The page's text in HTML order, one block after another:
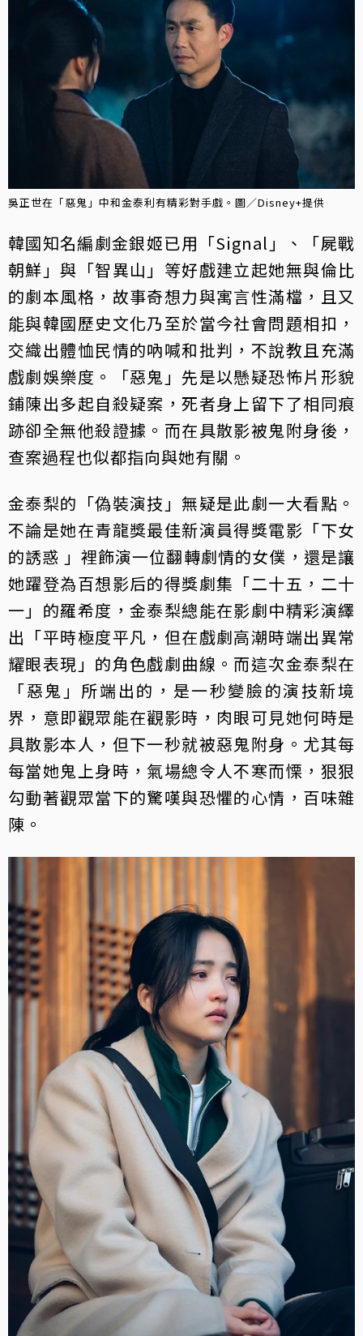
吳正世在「惡鬼」中和金泰利有精彩對手戲。圖／Disney+提供
韓國知名編劇金銀姬已用「Signal」、「屍戰
朝鮮」與「智異山」等好戲建立起她無與倫比
的劇本風格，故事奇想力與寓言性滿檔，且又
能與韓國歷史文化乃至於當今社會問題相扣，
交織出體恤民情的吶喊和批判，不說教且充滿
戲劇娛樂度。「惡鬼」先是以懸疑恐怖片形貌
鋪陳出多起自殺疑案，死者身上留下了相同痕
跡卻全無他殺證據。而在具散影被鬼附身後，
查案過程也似都指向與她有關。
金泰梨的「偽裝演技」無疑是此劇一大看點。
不論是她在青龍獎最佳新演員得獎電影「下女
的誘惑 」裡飾演一位翻轉劇情的女僕，還是讓
她躍登為百想影后的得獎劇集「二十五，二十
一」的羅希度，金泰梨總能在影劇中精彩演繹
出「平時極度平凡，但在戲劇高潮時端出異常
耀眼表現」的角色戲劇曲線。而這次金泰梨在
「惡鬼」所端出的，是一秒變臉的演技新境
界，意即觀眾能在觀影時，肉眼可見她何時是
具散影本人，但下一秒就被惡鬼附身。尤其每
每當她鬼上身時，氣場總令人不寒而慄，狠狠
勾動著觀眾當下的驚嘆與恐懼的心情，百味雜
陳。